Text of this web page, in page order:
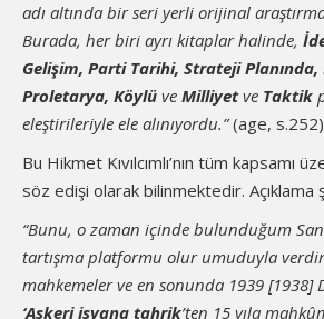
adı altında bir seri yerli orijinal
Burada, her biri ayrı kitaplar halinde,
Gelişim, Parti Tarihi, Strateji Planında,
Proletarya, Köylü ve Milliyetve Taktik
eleştirileriyle ele alınıyordu.”(age, s.252)
Bu Hikmet Kıvılcımlı’nın tüm kapsamı
söz edişi olarak bilinmektedir.
“Bunu, o zaman içinde bulunduğum
tartışma platformu olur umuduyla
mahkemeler ve en sonunda 1939 [1938]
‘Askeri isyana tahrik’ten 15 yıla